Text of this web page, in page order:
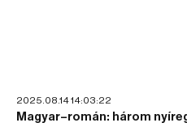
2025.08.14 14:03:22
Magyar–román: három